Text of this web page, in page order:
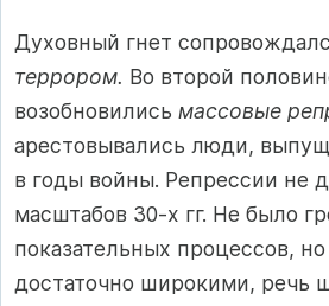
Духовный гнет
террором. Во второй
возобновились массовые
арестовывались люди,
в годы войны. Репрессии не
масштабов 30-х гг. Не было
показательных процессов,
достаточно широкими, речь